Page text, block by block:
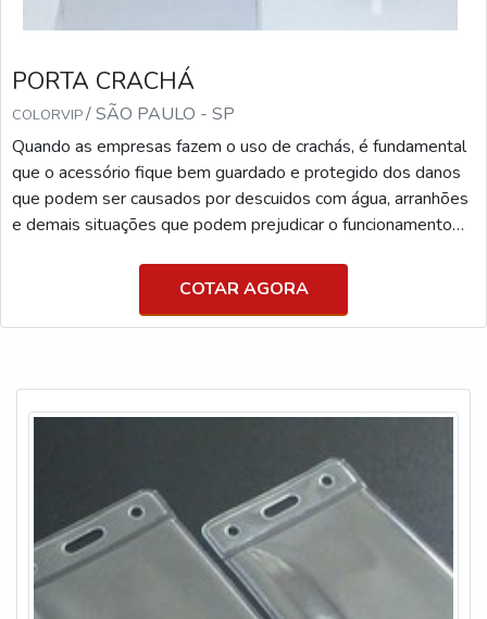
PORTA CRACHÁ
COLORVIP/ SÃO PAULO - SP
Quando as empresas fazem o uso de crachás, é fundamental
que o acessório fique bem guardado e protegido dos danos
que podem ser causados por descuidos com água, arranhões
e demais situações que podem prejudicar o funcionamento
é primordial que as organizações forneçam porta cartão para
produção de novos, já que deve ser utilizado todos os dias no
COTAR AGORA